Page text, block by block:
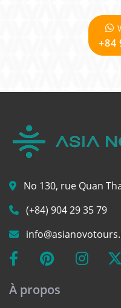
+84
No 130, rue Quan
(+84) 904 29 35 79
À propos